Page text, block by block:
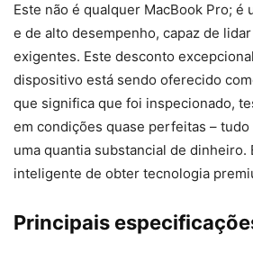
Este não é qualquer MacBook Pro; é
e de alto desempenho, capaz de
exigentes. Este desconto
dispositivo está sendo oferecido
que significa que foi inspecionado,
em condições quase perfeitas –
uma quantia substancial de dinheiro.
inteligente de obter tecnologia
Principais